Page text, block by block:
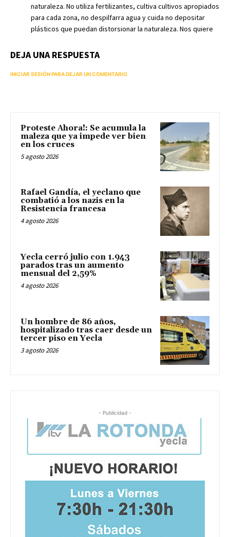
naturaleza. No utiliza fertilizantes, cultiva cultivos apropiados
para cada zona, no despilfarra agua y cuida no depositar
plásticos que puedan distorsionar la naturaleza. Nos quiere
DEJA UNA RESPUESTA
INICIAR SESIÓN PARA DEJAR UN COMENTARIO
Proteste Ahora!: Se acumula la
maleza que ya impede ver bien
en los cruces
5 agosto 2026
Rafael Gandía, el yeclano que
combatió a los nazis en la
Resistencia francesa
4 agosto 2026
Yecla cerró julio con 1.943
parados tras un aumento
mensual del 2,59%
4 agosto 2026
Un hombre de 86 años,
hospitalizado tras caer desde un
tercer piso en Yecla
3 agosto 2026
- Publicidad -